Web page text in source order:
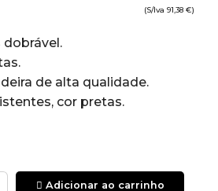
(S/Iva 91,38 €)
de alta qualidade.
cor pretas.
de hotéis ou salas de
Adicionar ao carrinho